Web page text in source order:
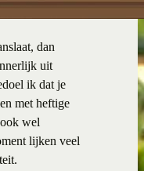
dan
uit
ik dat je
met heftige
wel
lijken veel